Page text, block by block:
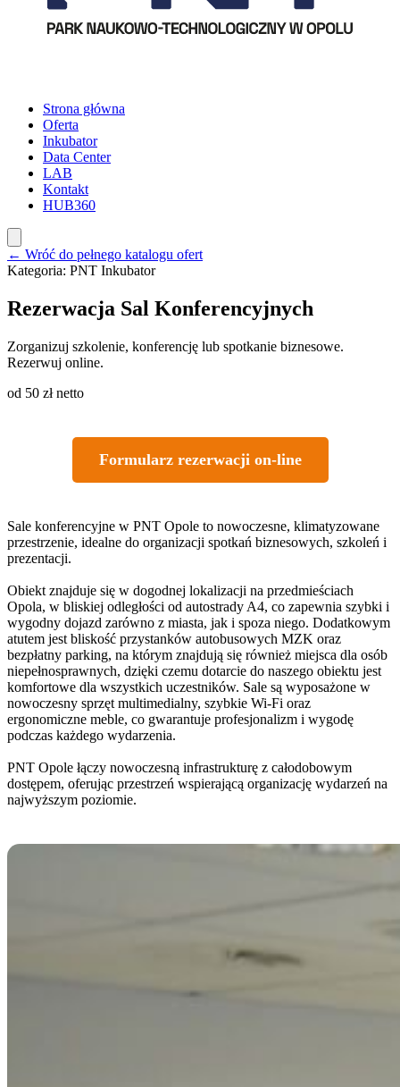
Strona główna
Oferta
Inkubator
Data Center
LAB
Kontakt
HUB360
← Wróć do pełnego katalogu ofert
Kategoria: PNT Inkubator
Rezerwacja Sal Konferencyjnych
Zorganizuj szkolenie, konferencję lub spotkanie biznesowe.
Rezerwuj online.
od 50 zł netto
Formularz rezerwacji on-line
Sale konferencyjne w PNT Opole to nowoczesne, klimatyzowane
przestrzenie, idealne do organizacji spotkań biznesowych, szkoleń i
prezentacji.
Obiekt znajduje się w dogodnej lokalizacji na przedmieściach
Opola, w bliskiej odległości od autostrady A4, co zapewnia szybki i
wygodny dojazd zarówno z miasta, jak i spoza niego. Dodatkowym
atutem jest bliskość przystanków autobusowych MZK oraz
bezpłatny parking, na którym znajdują się również miejsca dla osób
niepełnosprawnych, dzięki czemu dotarcie do naszego obiektu jest
komfortowe dla wszystkich uczestników. Sale są wyposażone w
nowoczesny sprzęt multimedialny, szybkie Wi-Fi oraz
ergonomiczne meble, co gwarantuje profesjonalizm i wygodę
podczas każdego wydarzenia.
PNT Opole łączy nowoczesną infrastrukturę z całodobowym
dostępem, oferując przestrzeń wspierającą organizację wydarzeń na
najwyższym poziomie.